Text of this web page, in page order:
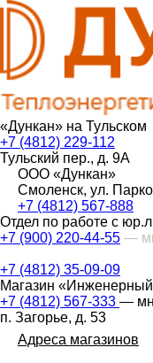
«Дункан» на Тульском
+7 (4812) 229-112
Тульский пер., д. 9А
ООО «Дункан»
Смоленск, ул.
+7 (4812) 567-888
Отдел по работе с
+7 (900) 220-44-55 —
+7 (4812) 35-09-09
Магазин
+7 (4812) 567-333 —
п. Загорье, д. 53
Адреса магазинов